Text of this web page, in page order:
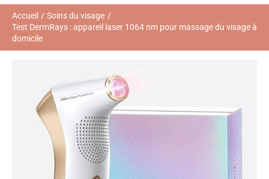
Accueil
Soins du visage
Test DermRays : appareil laser 1064 nm pour massage du visage à
domicile
r
c